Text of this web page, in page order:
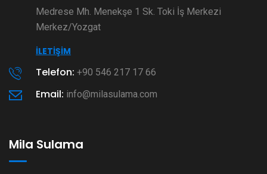
Medrese Mh. Menekşe 1 Sk. Toki İş Merkezi
Merkez/Yozgat
İLETIŞIM
Telefon: +90 546 217 17 66
Email: info@milasulama.com
Mila Sulama